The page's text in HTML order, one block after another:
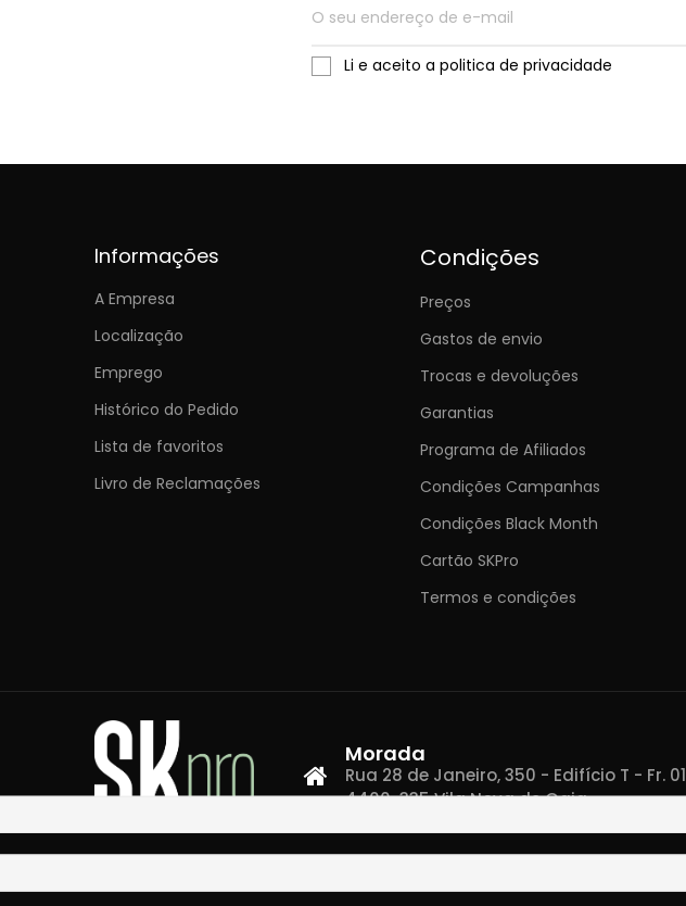
Li e aceito a politica de privacidade
Informações
A Empresa
Localização
Emprego
Histórico do Pedido
Lista de favoritos
Livro de Reclamações
Condições
Preços
Gastos de envio
Trocas e devoluções
Garantias
Programa de Afiliados
Condições Campanhas
Condições Black Month
Cartão SKPro
Termos e condições
Morada
Rua 28 de Janeiro, 350 - Edifício T - Fr. 01
4400-335 Vila Nova de Gaia